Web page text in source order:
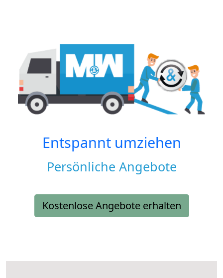
Entspannt umziehen
Persönliche Angebote
Kostenlose Angebote erhalten